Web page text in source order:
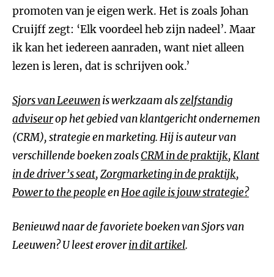
promoten van je eigen werk. Het is zoals Johan
Cruijff zegt: ‘Elk voordeel heb zijn nadeel’. Maar
ik kan het iedereen aanraden, want niet alleen
lezen is leren, dat is schrijven ook.’
Sjors van Leeuwenis werkzaam alszelfstandig
adviseurop het gebied van klantgericht ondernemen
(CRM), strategie en marketing. Hij is auteur van
verschillende boeken zoalsCRM in de praktijk,Klant
in de driver’s seat,Zorgmarketing in de praktijk,
Power to the peopleenHoe agile is jouw strategie?
Benieuwd naar de favoriete boeken van Sjors van
Leeuwen? U leest eroverin dit artikel.